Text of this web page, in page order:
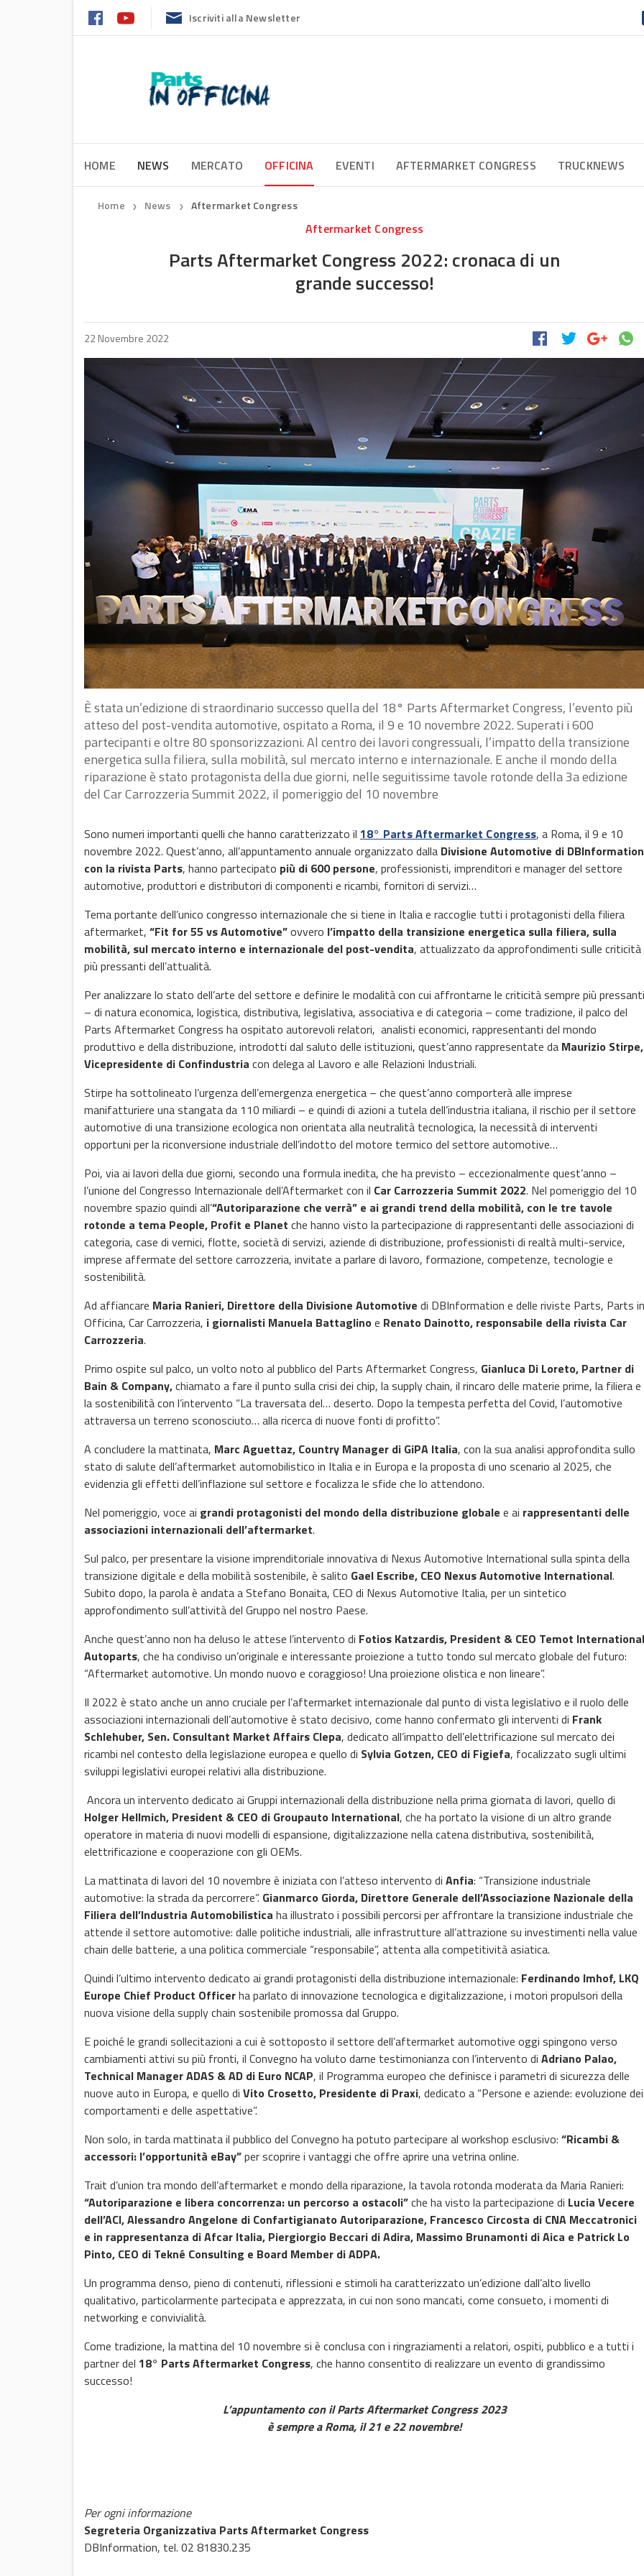
Iscriviti alla Newsletter
HOME NEWS MERCATO OFFICINA EVENTI AFTERMARKET CONGRESS TRUCKNEWS
Home ❯ News ❯ Aftermarket Congress
Aftermarket Congress
Parts Aftermarket Congress 2022: cronaca di un
grande successo!
22 Novembre 2022
È stata un’edizione di straordinario successo quella del 18° Parts Aftermarket Congress, l’evento più
atteso del post-vendita automotive, ospitato a Roma, il 9 e 10 novembre 2022. Superati i 600
partecipanti e oltre 80 sponsorizzazioni. Al centro dei lavori congressuali, l’impatto della transizione
energetica sulla filiera, sulla mobilità, sul mercato interno e internazionale. E anche il mondo della
riparazione è stato protagonista della due giorni, nelle seguitissime tavole rotonde della 3a edizione
del Car Carrozzeria Summit 2022, il pomeriggio del 10 novembre
Sono numeri importanti quelli che hanno caratterizzato il 18° Parts Aftermarket Congress, a Roma, il 9 e 10
novembre 2022. Quest’anno, all’appuntamento annuale organizzato dalla Divisione Automotive di DBInformation
con la rivista Parts, hanno partecipato più di 600 persone, professionisti, imprenditori e manager del settore
automotive, produttori e distributori di componenti e ricambi, fornitori di servizi…
Tema portante dell’unico congresso internazionale che si tiene in Italia e raccoglie tutti i protagonisti della filiera
aftermarket, “Fit for 55 vs Automotive”ovvero l’impatto della transizione energetica sulla filiera, sulla
mobilità, sul mercato interno e internazionale del post-vendita, attualizzato da approfondimenti sulle criticità
più pressanti dell’attualità.
Per analizzare lo stato dell’arte del settore e definire le modalità con cui affrontarne le criticità sempre più pressanti
– di natura economica, logistica, distributiva, legislativa, associativa e di categoria – come tradizione, il palco del
Parts Aftermarket Congress ha ospitato autorevoli relatori, analisti economici, rappresentanti del mondo
produttivo e della distribuzione, introdotti dal saluto delle istituzioni, quest’anno rappresentate da Maurizio Stirpe,
Vicepresidente di Confindustria con delega al Lavoro e alle Relazioni Industriali.
Stirpe ha sottolineato l’urgenza dell’emergenza energetica – che quest’anno comporterà alle imprese
manifatturiere una stangata da 110 miliardi – e quindi di azioni a tutela dell’industria italiana, il rischio per il settore
automotive di una transizione ecologica non orientata alla neutralità tecnologica, la necessità di interventi
opportuni per la riconversione industriale dell’indotto del motore termico del settore automotive…
Poi, via ai lavori della due giorni, secondo una formula inedita, che ha previsto – eccezionalmente quest’anno –
l’unione del Congresso Internazionale dell’Aftermarket con il Car Carrozzeria Summit 2022. Nel pomeriggio del 10
novembre spazio quindi all’“Autoriparazione che verrà” e ai grandi trend della mobilità, con le tre tavole
rotonde a tema People, Profit e Planet che hanno visto la partecipazione di rappresentanti delle associazioni di
categoria, case di vernici, flotte, società di servizi, aziende di distribuzione, professionisti di realtà multi-service,
imprese affermate del settore carrozzeria, invitate a parlare di lavoro, formazione, competenze, tecnologie e
sostenibilità.
Ad affiancare Maria Ranieri, Direttore della Divisione Automotive di DBInformation e delle riviste Parts, Parts in
Officina, Car Carrozzeria, i giornalisti Manuela Battaglino e Renato Dainotto, responsabile della rivista Car
Carrozzeria.
Primo ospite sul palco, un volto noto al pubblico del Parts Aftermarket Congress, Gianluca Di Loreto, Partner di
Bain & Company,chiamato a fare il punto sulla crisi dei chip, la supply chain, il rincaro delle materie prime, la filiera e
la sostenibilità con l’intervento “La traversata del… deserto. Dopo la tempesta perfetta del Covid, l’automotive
attraversa un terreno sconosciuto… alla ricerca di nuove fonti di profitto”.
A concludere la mattinata, Marc Aguettaz, Country Manager di GiPA Italia, con la sua analisi approfondita sullo
stato di salute dell’aftermarket automobilistico in Italia e in Europa e la proposta di uno scenario al 2025, che
evidenzia gli effetti dell’inflazione sul settore e focalizza le sfide che lo attendono.
Nel pomeriggio, voce ai grandi protagonisti del mondo della distribuzione globale e ai rappresentanti delle
associazioni internazionali dell’aftermarket.
Sul palco, per presentare la visione imprenditoriale innovativa di Nexus Automotive International sulla spinta della
transizione digitale e della mobilità sostenibile, è salito Gael Escribe, CEO Nexus Automotive International.
Subito dopo, la parola è andata a Stefano Bonaita, CEO di Nexus Automotive Italia, per un sintetico
approfondimento sull’attività del Gruppo nel nostro Paese.
Anche quest’anno non ha deluso le attese l’intervento di Fotios Katzardis, President & CEO Temot International
Autoparts, che ha condiviso un’originale e interessante proiezione a tutto tondo sul mercato globale del futuro:
“Aftermarket automotive. Un mondo nuovo e coraggioso! Una proiezione olistica e non lineare”.
Il 2022 è stato anche un anno cruciale per l’aftermarket internazionale dal punto di vista legislativo e il ruolo delle
associazioni internazionali dell’automotive è stato decisivo, come hanno confermato gli interventi di Frank
Schlehuber, Sen. Consultant Market Affairs Clepa, dedicato all’impatto dell’elettrificazione sul mercato dei
ricambi nel contesto della legislazione europea e quello di Sylvia Gotzen, CEO di Figiefa, focalizzato sugli ultimi
sviluppi legislativi europei relativi alla distribuzione.
Ancora un intervento dedicato ai Gruppi internazionali della distribuzione nella prima giornata di lavori, quello di
Holger Hellmich, President & CEO di Groupauto International, che ha portato la visione di un altro grande
operatore in materia di nuovi modelli di espansione, digitalizzazione nella catena distributiva, sostenibilità,
elettrificazione e cooperazione con gli OEMs.
La mattinata di lavori del 10 novembre è iniziata con l’atteso intervento di Anfia: “Transizione industriale
automotive: la strada da percorrere”. Gianmarco Giorda, Direttore Generale dell’Associazione Nazionale della
Filiera dell’Industria Automobilistica ha illustrato i possibili percorsi per affrontare la transizione industriale che
attende il settore automotive: dalle politiche industriali, alle infrastrutture all’attrazione su investimenti nella value
chain delle batterie, a una politica commerciale “responsabile”, attenta alla competitività asiatica.
Quindi l’ultimo intervento dedicato ai grandi protagonisti della distribuzione internazionale: Ferdinando Imhof, LKQ
Europe Chief Product Officerha parlato di innovazione tecnologica e digitalizzazione, i motori propulsori della
nuova visione della supply chain sostenibile promossa dal Gruppo.
E poiché le grandi sollecitazioni a cui è sottoposto il settore dell’aftermarket automotive oggi spingono verso
cambiamenti attivi su più fronti, il Convegno ha voluto darne testimonianza con l’intervento di Adriano Palao,
Technical Manager ADAS & AD di Euro NCAP, il Programma europeo che definisce i parametri di sicurezza delle
nuove auto in Europa, e quello di Vito Crosetto, Presidente di Praxi, dedicato a “Persone e aziende: evoluzione dei
comportamenti e delle aspettative”.
Non solo, in tarda mattinata il pubblico del Convegno ha potuto partecipare al workshop esclusivo: “Ricambi &
accessori: l’opportunità eBay”per scoprire i vantaggi che offre aprire una vetrina online.
Trait d’union tra mondo dell’aftermarket e mondo della riparazione, la tavola rotonda moderata da Maria Ranieri:
“Autoriparazione e libera concorrenza: un percorso a ostacoli”che ha visto la partecipazione di Lucia Vecere
dell’ACI, Alessandro Angelone di Confartigianato Autoriparazione, Francesco Circosta di CNA Meccatronici
e in rappresentanza di Afcar Italia, Piergiorgio Beccari di Adira, Massimo Brunamonti di Aica e Patrick Lo
Pinto, CEO di Tekné Consulting e Board Member di ADPA.
Un programma denso, pieno di contenuti, riflessioni e stimoli ha caratterizzato un’edizione dall’alto livello
qualitativo, particolarmente partecipata e apprezzata, in cui non sono mancati, come consueto, i momenti di
networking e convivialità.
Come tradizione, la mattina del 10 novembre si è conclusa con i ringraziamenti a relatori, ospiti, pubblico e a tutti i
partner del 18° Parts Aftermarket Congress, che hanno consentito di realizzare un evento di grandissimo
successo!
L’appuntamento con il Parts Aftermarket Congress 2023
è sempre a Roma, il 21 e 22 novembre!
Per ogni informazione
Segreteria Organizzativa Parts Aftermarket Congress
DBInformation, tel. 02 81830.235